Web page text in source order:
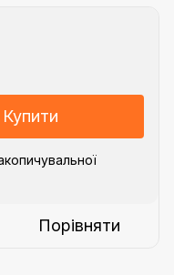
Купити
Порівняти